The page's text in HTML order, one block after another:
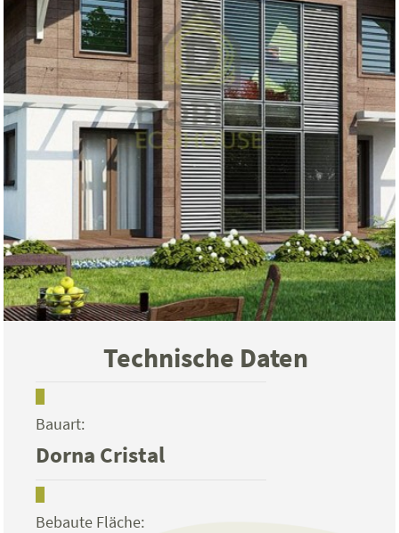
Technische Daten
Bauart:
Dorna Cristal
Bebaute Fläche: